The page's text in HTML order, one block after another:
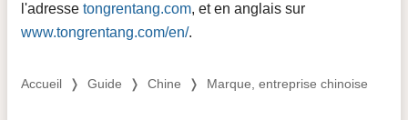
l'adresse tongrentang.com, et en anglais sur
www.tongrentang.com/en/.
Accueil ❭ Guide ❭ Chine ❭ Marque, entreprise chinoise